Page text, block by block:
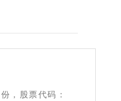
，股票代码：